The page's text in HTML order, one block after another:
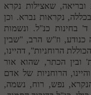
שאצילות נקרא
נקראות נברא. וכן
בחינות כנ"ל. ונשמות
כנודע, וז"ש הרב, "שבין
הרוחניות", דהיינו,
ובין הכתר, שהוא אור
הרוחניות של אדם
נפש, רוח, נשמה,